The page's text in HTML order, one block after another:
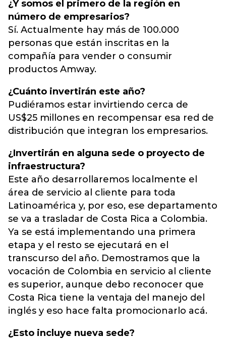
¿Y somos el primero de la región en
número de empresarios?
Sí. Actualmente hay más de 100.000
personas que están inscritas en la
compañía para vender o consumir
productos Amway.
¿Cuánto invertirán este año?
Pudiéramos estar invirtiendo cerca de
US$25 millones en recompensar esa red de
distribución que integran los empresarios.
¿Invertirán en alguna sede o proyecto de
infraestructura?
Este año desarrollaremos localmente el
área de servicio al cliente para toda
Latinoamérica y, por eso, ese departamento
se va a trasladar de Costa Rica a Colombia.
Ya se está implementando una primera
etapa y el resto se ejecutará en el
transcurso del año. Demostramos que la
vocación de Colombia en servicio al cliente
es superior, aunque debo reconocer que
Costa Rica tiene la ventaja del manejo del
inglés y eso hace falta promocionarlo acá.
¿Esto incluye nueva sede?